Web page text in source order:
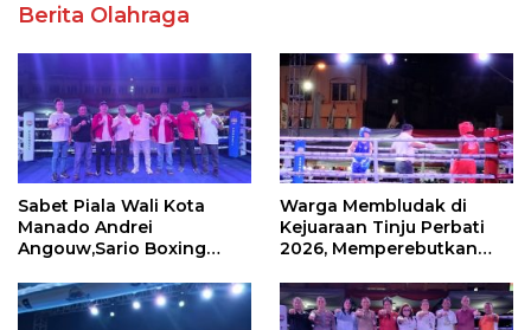
Berita Olahraga
Sabet Piala Wali Kota
Manado Andrei
Angouw,Sario Boxing
Perbati 2026
Warga Membludak di
Kejuaraan Tinju Perbati
2026, Memperebutkan